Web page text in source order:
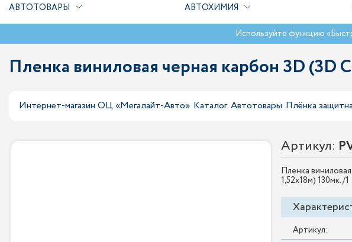
АВТОТОВАРЫ АВТОХИМИЯ
Используйте функцию
Пленка виниловая черная карбон 3D (3D
Интернет-магазин ОЦ «Мегалайт-Авто» Каталог Автотовары Плёнка
Артикул:
Пленка
1,52х18м) 130мк. /1
Артикул: